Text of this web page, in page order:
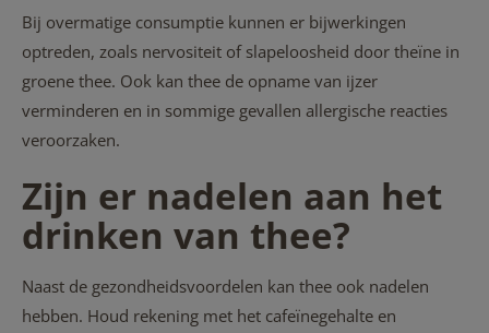
Bij overmatige consumptie kunnen er bijwerkingen
optreden, zoals nervositeit of slapeloosheid door theïne in
groene thee. Ook kan thee de opname van ijzer
verminderen en in sommige gevallen allergische reacties
veroorzaken.
Zijn er nadelen aan het
drinken van thee?
Naast de gezondheidsvoordelen kan thee ook nadelen
hebben. Houd rekening met het cafeïnegehalte en